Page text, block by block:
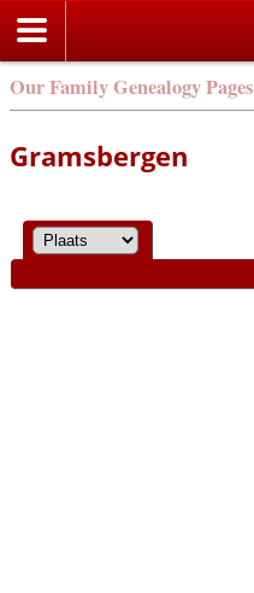
Our Family Genealogy Pages
Gramsbergen